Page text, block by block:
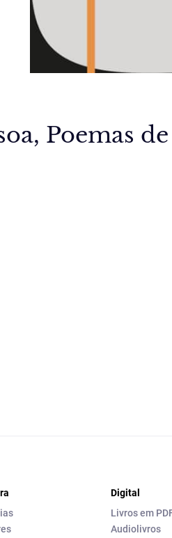
Poemas
Digital
Livros em
Audiolivros